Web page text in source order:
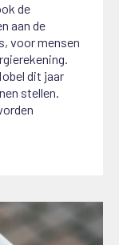
de
aan de
voor mensen
dit jaar
stellen.